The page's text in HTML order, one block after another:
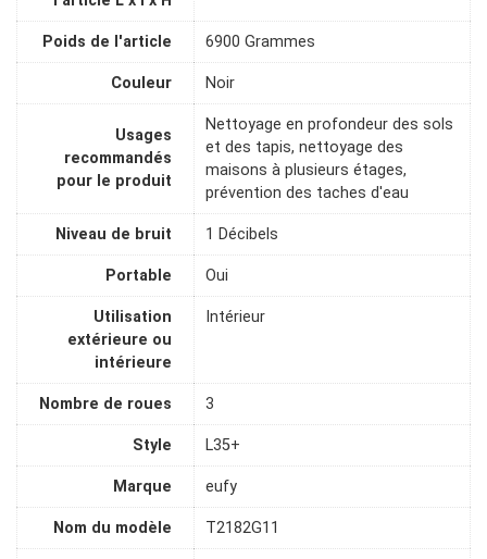
Poids de l'article 6900 Grammes
Couleur Noir
Usages
recommandés
pour le produit
Nettoyage en profondeur des sols
et des tapis, nettoyage des
maisons à plusieurs étages,
prévention des taches d'eau
Niveau de bruit 1 Décibels
Portable Oui
Utilisation
extérieure ou
intérieure
Intérieur
Nombre de roues 3
Style L35+
Marque eufy
Nom du modèle T2182G11